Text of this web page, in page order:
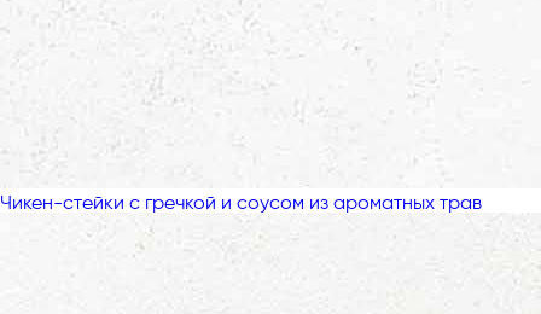
Чикен-стейки с гречкой и соусом из ароматных трав